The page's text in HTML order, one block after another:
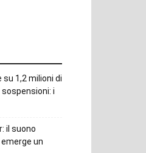
su 1,2 milioni di
i
il suono
un